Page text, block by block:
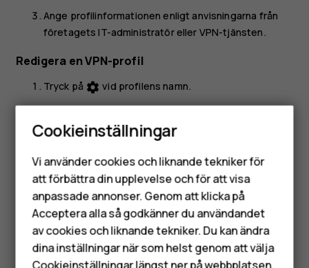
Smartphones
Mobiltelefoner
Tillbehör
HMD Terra M
Ange profilinformationen enligt anvisningarna från
företagets IT-administratör eller VPN-tjänsten.
Redigera en VPN-profil
Tryck på settings vid profilens namn.
Redigera uppgifterna.
Radera en VPN-profil
Tryck påsettingsvid profilens namn.
Tryck på
GLÖM VPN
Cookieinställningar
Vi använder cookies och liknande tekniker för
att förbättra din upplevelse och för att visa
anpassade annonser. Genom att klicka på
Acceptera alla så godkänner du användandet
av cookies och liknande tekniker. Du kan ändra
dina inställningar när som helst genom att välja
Cookieinställningar längst ner på webbplatsen.